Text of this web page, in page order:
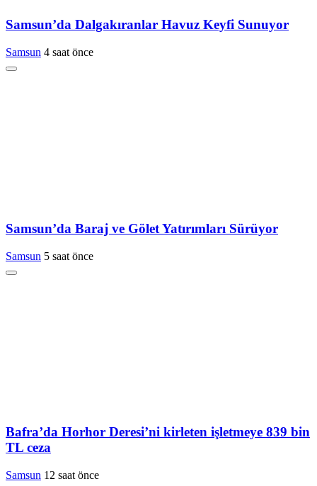
Samsun’da Dalgakıranlar Havuz Keyfi Sunuyor
Samsun 4 saat önce
Samsun’da Baraj ve Gölet Yatırımları Sürüyor
Samsun 5 saat önce
Bafra’da Horhor Deresi’ni kirleten işletmeye 839 bin
TL ceza
Samsun 12 saat önce